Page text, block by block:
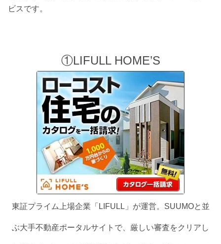
ビスです。
①LIFULL HOME’S
東証プライム上場企業「LIFULL」が運営。SUUMOと並
ぶ大手不動産ポータルサイトで、厳しい審査をクリアし